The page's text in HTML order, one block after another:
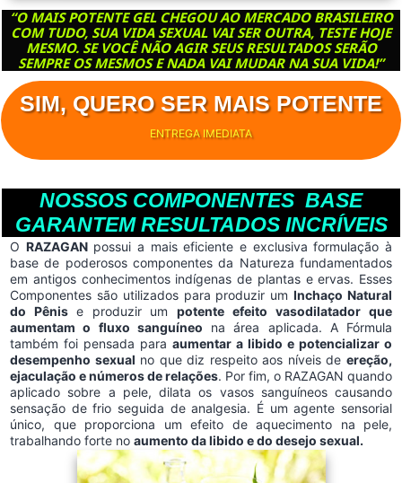
“O MAIS POTENTE GEL CHEGOU AO MERCADO BRASILEIRO
COM TUDO, SUA VIDA SEXUAL VAI SER OUTRA, TESTE HOJE
MESMO. SE VOCÊ NÃO AGIR SEUS RESULTADOS SERÃO
SEMPRE OS MESMOS E NADA VAI MUDAR NA SUA VIDA!”
SIM, QUERO SER MAIS POTENTE
ENTREGA IMEDIATA
NOSSOS COMPONENTES BASE
GARANTEM RESULTADOS INCRÍVEIS
O RAZAGANpossui a mais eficiente e exclusiva formulação à
base de poderosos componentes da Natureza fundamentados
em antigos conhecimentos indígenas de plantas e ervas. Esses
Componentes são utilizados para produzir um Inchaço Natural
do Pênis e produzir um potente efeito vasodilatador que
aumentam o fluxo sanguíneo na área aplicada. A Fórmula
também foi pensada para aumentar a libido e potencializar o
desempenho sexual no que diz respeito aos níveis deereção,
ejaculação e números de relações. Por fim, o RAZAGAN quando
aplicado sobre a pele, dilata os vasos sanguíneos causando
sensação de frio seguida de analgesia. É um agente sensorial
único, que proporciona um efeito de aquecimento na pele,
trabalhando forte no aumento da libido e do desejo sexual.